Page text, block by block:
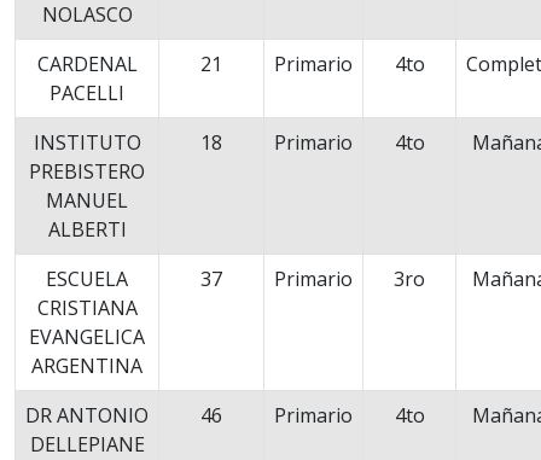
NOLASCO
CARDENAL
PACELLI
21 Primario 4to
INSTITUTO
PREBISTERO
MANUEL
ALBERTI
18 Primario 4to
ESCUELA
CRISTIANA
EVANGELICA
ARGENTINA
37 Primario 3ro
DR ANTONIO
DELLEPIANE
46 Primario 4to